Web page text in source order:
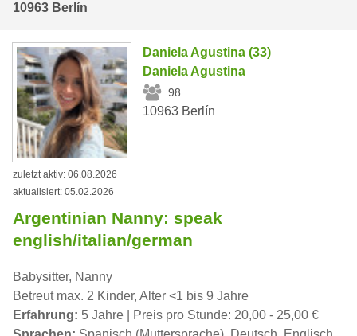
10963 Berlín
Daniela Agustina (33)
Daniela Agustina
98
10963 Berlín
zuletzt aktiv: 06.08.2026
aktualisiert: 05.02.2026
Argentinian Nanny: speak
english/italian/german
Babysitter, Nanny
Betreut max. 2 Kinder, Alter <1 bis 9 Jahre
Erfahrung: 5 Jahre | Preis pro Stunde: 20,00 - 25,00 €